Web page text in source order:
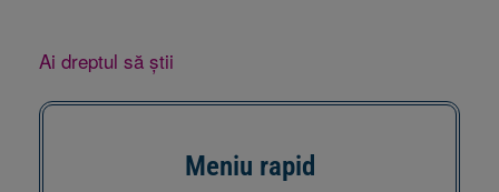
Ai dreptul să știi
Meniu rapid